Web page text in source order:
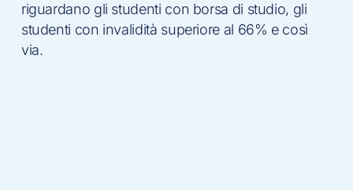
riguardano gli studenti con borsa di studio, gli
studenti con invalidità superiore al 66% e così
via.